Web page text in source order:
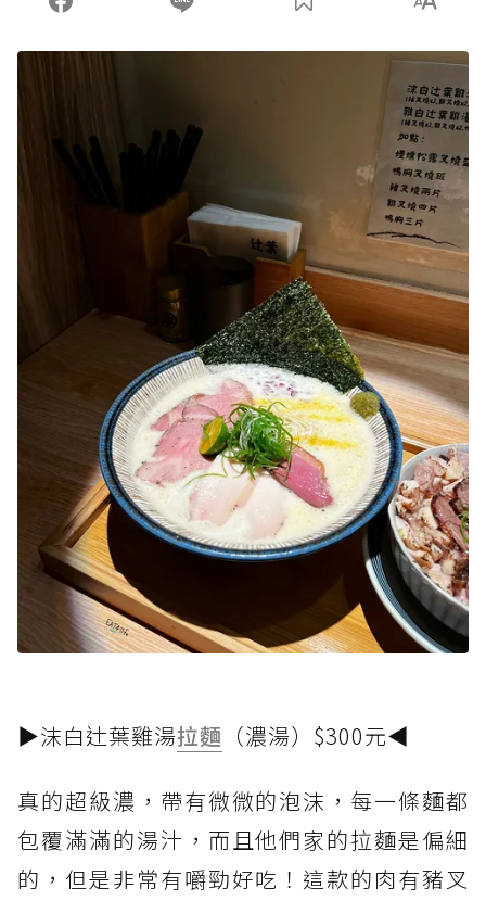
▶沫白辻葉雞湯拉麵 （濃湯）$300元◀
真的超級濃，帶有微微的泡沫，每一條麵都
包覆滿滿的湯汁，而且他們家的拉麵是偏細
的，但是非常有嚼勁好吃！這款的肉有豬叉